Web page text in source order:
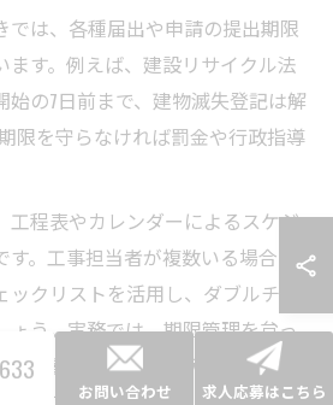
では、各種届出や申請の提出期限
ます。例えば、建設リサイクル法
始の7日前まで、建物滅失登記は解
限を守らなければ罰金や行政指導
工程表やカレンダーによるスケジ
す。工事担当者が複数いる場合
クリストを活用し、ダブルチェ
ょう。実務では、期限管理を怠っ
追加費用が発生した例もあるた
お問い合わせ 求人応募はこちら